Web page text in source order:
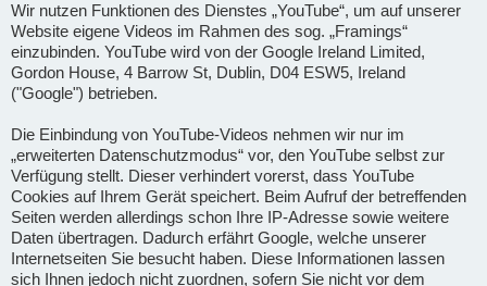
Wir nutzen Funktionen des Dienstes „YouTube“, um auf unserer
Website eigene Videos im Rahmen des sog. „Framings“
einzubinden. YouTube wird von der Google Ireland Limited,
Gordon House, 4 Barrow St, Dublin, D04 ESW5, Ireland
("Google") betrieben.
Die Einbindung von YouTube-Videos nehmen wir nur im
„erweiterten Datenschutzmodus“ vor, den YouTube selbst zur
Verfügung stellt. Dieser verhindert vorerst, dass YouTube
Cookies auf Ihrem Gerät speichert. Beim Aufruf der betreffenden
Seiten werden allerdings schon Ihre IP-Adresse sowie weitere
Daten übertragen. Dadurch erfährt Google, welche unserer
Internetseiten Sie besucht haben. Diese Informationen lassen
sich Ihnen jedoch nicht zuordnen, sofern Sie nicht vor dem